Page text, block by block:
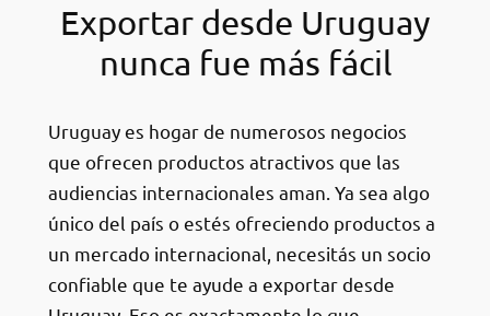
Exportar desde Uruguay
nunca fue más fácil
Uruguay es hogar de numerosos negocios
que ofrecen productos atractivos que las
audiencias internacionales aman. Ya sea algo
único del país o estés ofreciendo productos a
un mercado internacional, necesitás un socio
confiable que te ayude a exportar desde